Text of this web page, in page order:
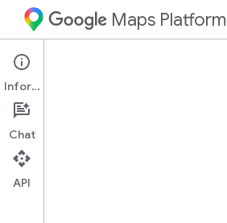
Maps Platform
Web Services
Guias
Informações
Chat
API